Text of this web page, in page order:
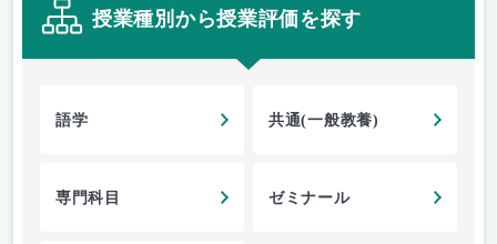
授業種別から授業評価を探す
語学 共通(一般教養)
専門科目 ゼミナール